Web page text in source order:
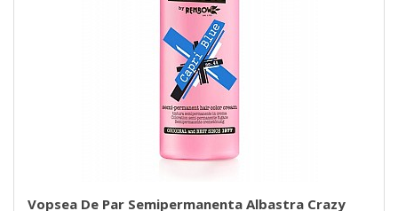
Vopsea De Par Semipermanenta Albastra Crazy